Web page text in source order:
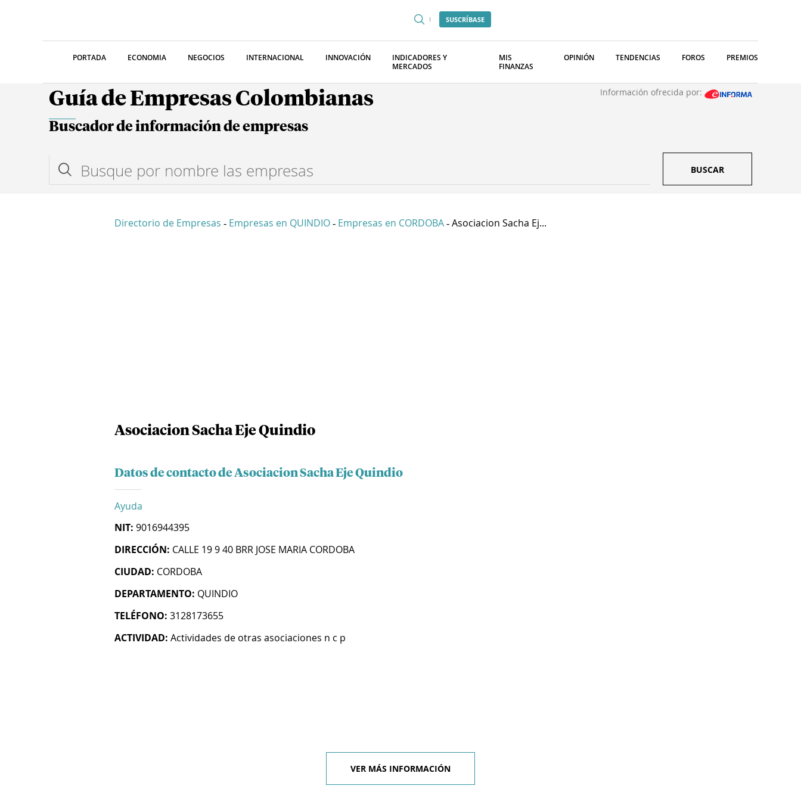
SUSCRÍBASE
PORTADA ECONOMIA NEGOCIOS INTERNACIONAL INNOVACIÓN
INDICADORES Y
MERCADOS
MIS
FINANZAS
OPINIÓN TENDENCIAS FOROS PREMIOS
Guía de Empresas Colombianas Información ofrecida por:
Buscador de información de empresas
BUSCAR
Directorio de Empresas - Empresas en QUINDIO - Empresas en CORDOBA - Asociacion Sacha Ej...
Asociacion Sacha Eje Quindio
Datos de contacto de Asociacion Sacha Eje Quindio
Ayuda
NIT: 9016944395
DIRECCIÓN: CALLE 19 9 40 BRR JOSE MARIA CORDOBA
CIUDAD: CORDOBA
DEPARTAMENTO: QUINDIO
TELÉFONO: 3128173655
ACTIVIDAD: Actividades de otras asociaciones n c p
VER MÁS INFORMACIÓN